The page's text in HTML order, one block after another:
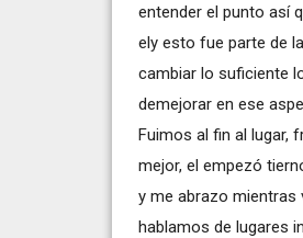
entender el punto así
ely esto fue parte de
cambiar lo suficiente
demejorar en ese
Fuimos al fin al lugar,
mejor, el empezó
y me abrazo mientras
hablamos de lugares